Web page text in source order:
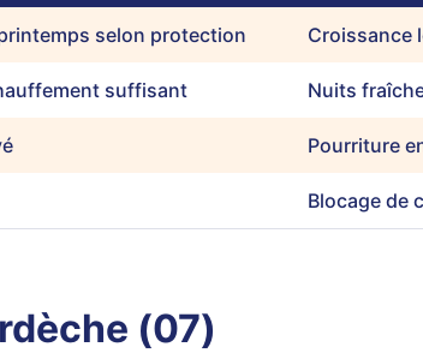
selon protection Croissance
suffisant Nuits
Pourriture
Blocage de
(07)